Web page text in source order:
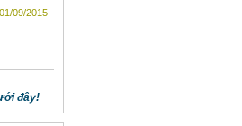
01/09/2015 -
đây!